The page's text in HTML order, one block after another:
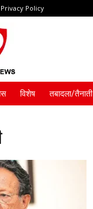
Privacy Policy
विशेष तबादला/तैनाती